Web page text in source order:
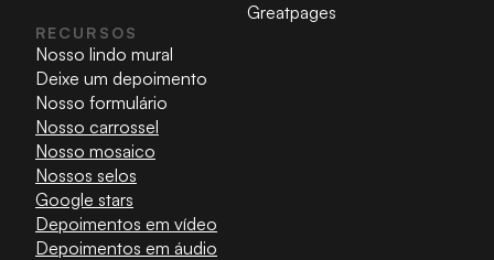
Greatpages
RECURSOS
Nosso lindo mural
Deixe um depoimento
Nosso formulário
Nosso carrossel
Nosso mosaico
Nossos selos
Google stars
Depoimentos em vídeo
Depoimentos em áudio